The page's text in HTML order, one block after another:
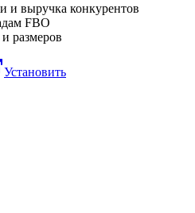
и выручка конкурентов
FBO
размеров
Установить